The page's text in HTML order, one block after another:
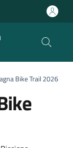
Bike Trail 2026